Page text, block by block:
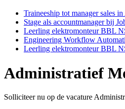
Traineeship tot manager sales
Stage als accountmanager bij
Leerling elektromonteur BBL
Engineering Workflow
Leerling elektromonteur BBL
Administratief
Solliciteer nu op de vacature